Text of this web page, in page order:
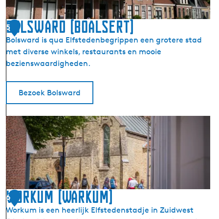
r
s
u
m
(
W
y
m
a
r
s
u
m
)
5
Bolsward (Boalsert)
Bolsward is qua Elfstedenbegrippen een grotere stad
met diverse winkels, restaurants en mooie
bezienswaardigheden.
Bezoek Bolsward
B
o
l
s
w
a
r
d
(
6
Workum (Warkum)
Workum is een heerlijk Elfstedenstadje in Zuidwest